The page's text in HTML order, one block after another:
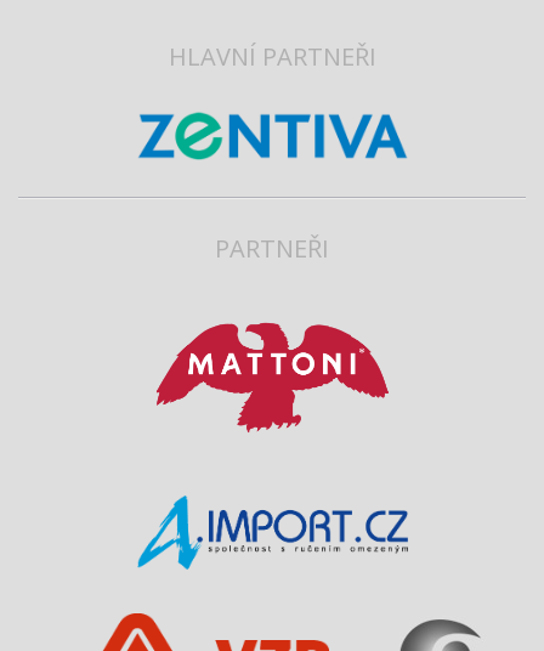
HLAVNÍ PARTNEŘI
PARTNEŘI